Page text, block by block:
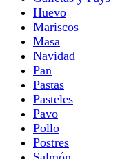
Huevo
Mariscos
Masa
Navidad
Pan
Pastas
Pasteles
Pavo
Pollo
Postres